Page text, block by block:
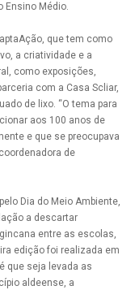
Ensino Médio.
que tem como
a criatividade e a
como exposições,
com a Casa Scliar,
de lixo. “O tema para
aos 100 anos de
e que se preocupava
de
Dia do Meio Ambiente,
a descartar
entre as escolas,
edição foi realizada em
que seja levada as
aldeense, a